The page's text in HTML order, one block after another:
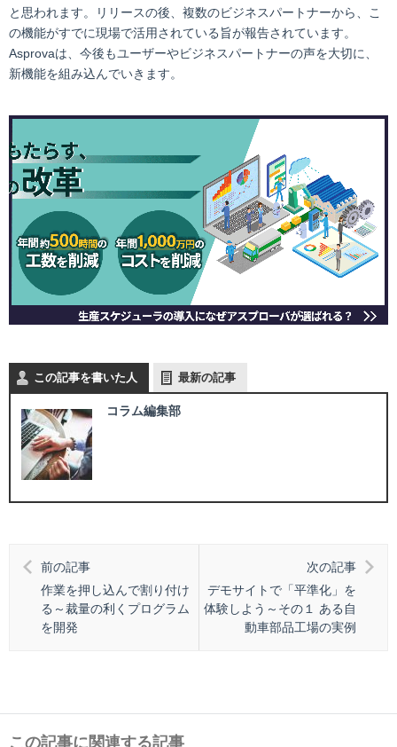
と思われます。リリースの後、複数のビジネスパートナーから、こ
の機能がすでに現場で活用されている旨が報告されています。
Asprovaは、今後もユーザーやビジネスパートナーの声を大切に、
新機能を組み込んでいきます。
この記事を書いた人 最新の記事
コラム編集部
前の記事
作業を押し込んで割り付け
る～裁量の利くプログラム
を開発
次の記事
デモサイトで「平準化」を
体験しよう～その１ ある自
動車部品工場の実例
この記事に関連する記事